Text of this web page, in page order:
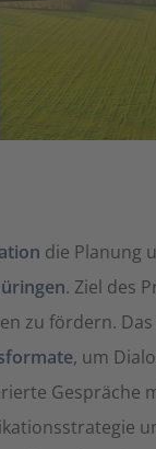
die Planung
. Ziel des
zu fördern.
, um